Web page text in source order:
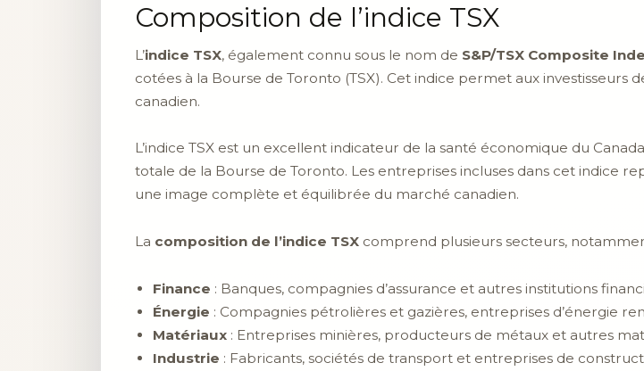
Composition de l’indice TSX
L’indice TSX, également connu sous le nom de S&P/TSX Composite
cotées à la Bourse de Toronto (TSX). Cet indice permet aux
canadien.
L’indice TSX est un excellent indicateur de la santé économique du
totale de la Bourse de Toronto. Les entreprises incluses dans cet indice
une image complète et équilibrée du marché canadien.
La composition de l’indice TSX comprend plusieurs secteurs,
Finance : Banques, compagnies d’assurance et autres institutions
Énergie : Compagnies pétrolières et gazières, entreprises d’énergie
Matériaux : Entreprises minières, producteurs de métaux et autres
Industrie : Fabricants, sociétés de transport et entreprises de